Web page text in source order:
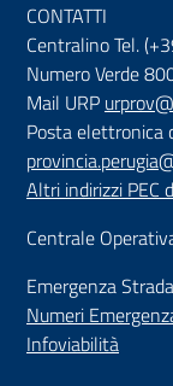
CONTATTI
Centralino Tel.
Numero Verde
Mail URP
Posta elettronica
Altri indirizzi PEC
Centrale
Emergenza
Numeri
Infoviabilità